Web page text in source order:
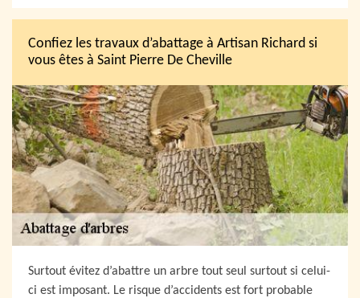
Confiez les travaux d’abattage à Artisan Richard si
vous êtes à Saint Pierre De Cheville
Surtout évitez d’abattre un arbre tout seul surtout si celui-
ci est imposant. Le risque d’accidents est fort probable